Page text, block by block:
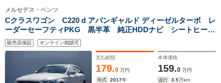
メルセデス・ベンツ
Cクラスワゴン C220 d アバンギャルド ディーゼルターボ レ
ーダーセーフティPKG 黒半革 純正HDDナビ シートヒータ
ー LEDライト パワーテールゲート ACC 衝突軽減B B
カメラ レーンキープ オートライト ETC 純正17インチ
AW!
販売店保証 オンライン相談可
支払総額
179.9 万円
本体価格
159.0 万円
年式
2017年 走行 3.5万km